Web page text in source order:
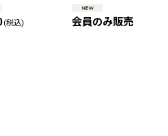
(税込) 会員のみ販売